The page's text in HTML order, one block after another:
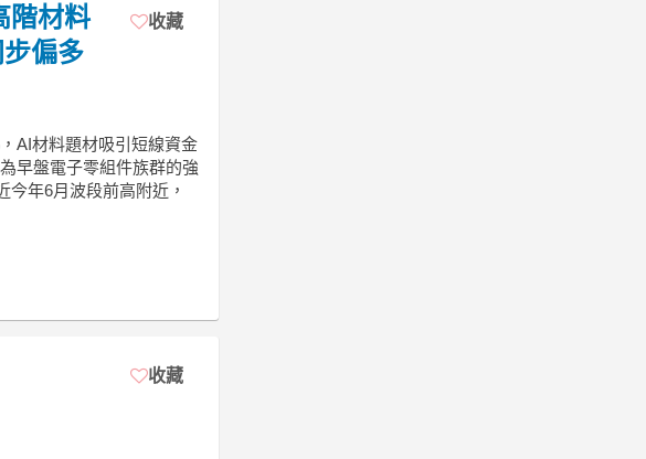
階材料
偏多
收藏
AI材料題材吸引短線資金
早盤電子零組件族群的強
年6月波段前高附近，
收藏